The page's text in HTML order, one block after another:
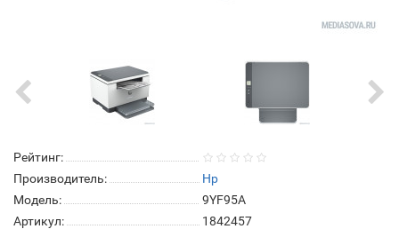
Рейтинг:
Производитель:
Hp
Модель:
9YF95A
Артикул:
1842457